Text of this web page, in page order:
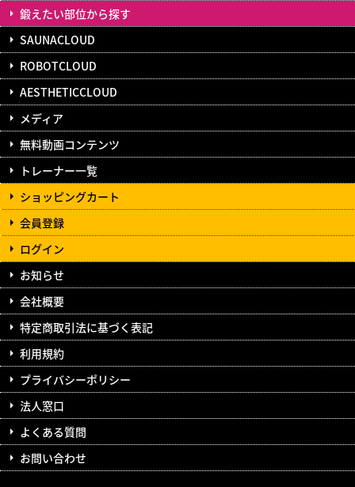
鍛えたい部位から探す
SAUNACLOUD
ROBOTCLOUD
AESTHETICCLOUD
メディア
無料動画コンテンツ
トレーナー一覧
ショッピングカート
会員登録
ログイン
お知らせ
会社概要
特定商取引法に基づく表記
利用規約
プライバシーポリシー
法人窓口
よくある質問
お問い合わせ